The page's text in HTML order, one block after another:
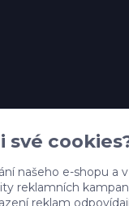
své
našeho e-shopu a
reklamních
reklam